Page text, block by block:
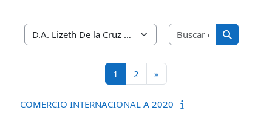
Categorías
Buscar
Buscar
1 Página 1
2 Página 2
»
COMERCIO INTERNACIONAL A 2020